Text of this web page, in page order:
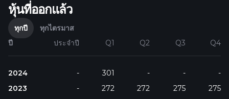
หุ้นที่ออกแล้ว
ทุกปี
ทุกไตรมาส
ปี
ประจำปี Q1 Q2 Q3 Q4
2024 - 301 - -
-
2023
- 272 272 275
275